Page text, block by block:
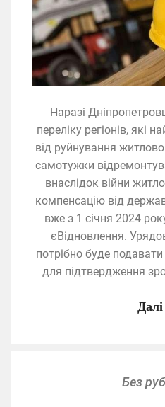
Наразі
переліку регіонів, які
від руйнування
самотужки
внаслідок війни
компенсацію від
вже з 1 січня 2024
єВідновлення.
потрібно буде
для підтвердження
Далі
Без